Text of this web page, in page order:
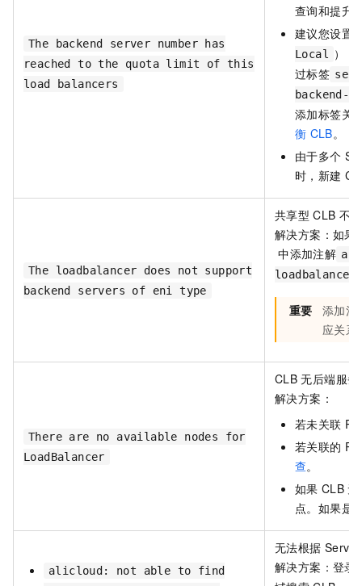
The backend server number has
reached to the quota limit of this
load balancers
查询和提升
建议您设置
Local
），
过标签
backend-
添加标签关
衡 CLB。
由于多个
时，新建
The loadbalancer does not support
backend servers of eni type
共享型 CLB 不
解决方案：如果
中添加注解
重要
添加注
应关系
There are no available nodes for
LoadBalancer
CLB 无后端服
解决方案：
若未关联
若关联的
查。
如果 CLB
点。如果是
alicloud: not able to find
无法根据
解决方案：登录